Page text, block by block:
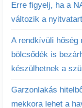
Erre figyelj, ha a
változik a
A rendkívüli hőség
bölcsődék is
készülhetnek a
Garzonlakás
mekkora lehet a